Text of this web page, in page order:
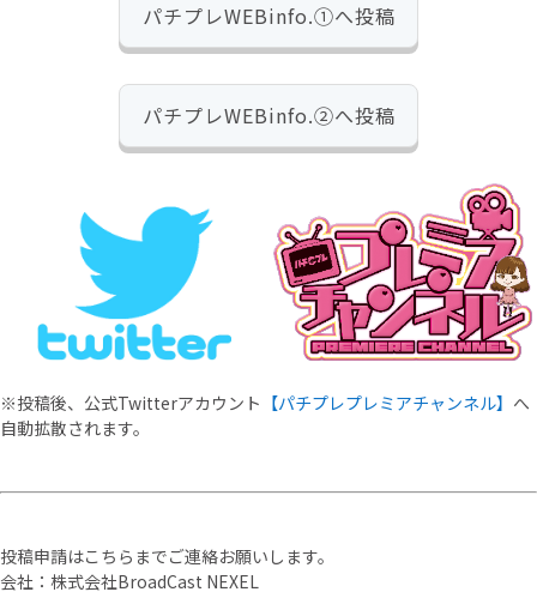
パチプレWEBinfo.①へ投稿
パチプレWEBinfo.②へ投稿
※投稿後、公式Twitterアカウント 【パチプレプレミアチャンネル】 へ
自動拡散されます。
投稿申請はこちらまでご連絡お願いします。
会社：株式会社BroadCast NEXEL